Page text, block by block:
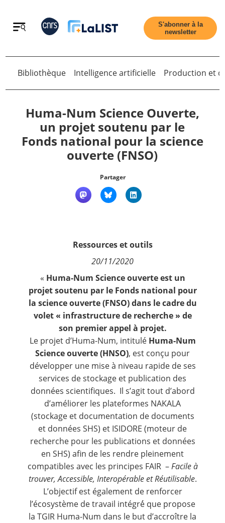
Retour
Accueil
Qui sommes nous ?
S'abonner à la
newsletter
Retour
Bibliothèque Intelligence artificielle Production et
Huma-Num Science Ouverte,
un projet soutenu par le
Fonds national pour la science
ouverte (FNSO)
Partager
Ressources et outils
20/11/2020
« Huma-Num Science ouverte est un
projet soutenu par le Fonds national pour
la science ouverte (FNSO) dans le cadre du
volet « infrastructure de recherche » de
son premier appel à projet.
Le projet d’Huma-Num, intituléHuma-Num
Science ouverte (HNSO), est conçu pour
développer une mise à niveau rapide de ses
services de stockage et publication des
données scientifiques. Il s’agit tout d’abord
d’améliorer les plateformes NAKALA
(stockage et documentation de documents
et données SHS) et ISIDORE (moteur de
recherche pour les publications et données
en SHS) afin de les rendre pleinement
compatibles avec les principes FAIR –Facile à
trouver, Accessible, Interopérable et Réutilisable.
L’objectif est également de renforcer
l’écosystème de travail intégré́ que propose
la TGIR Huma-Num dans le but d’accroître la